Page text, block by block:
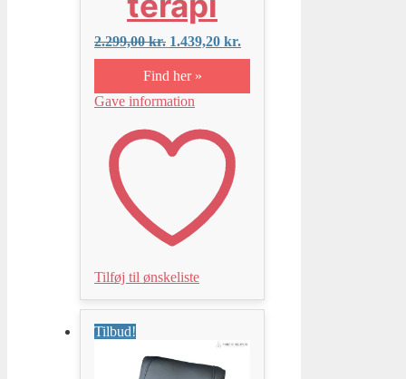
2.299,00kr. Den
oprindelige
pris
2.299,00 kr..
1.439,20 kr.
aktuelle
Find her »
Gave information
Tilføj til ønskeliste
Tilbud!